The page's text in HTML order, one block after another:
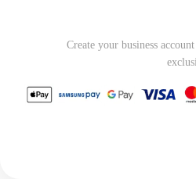
Create your business